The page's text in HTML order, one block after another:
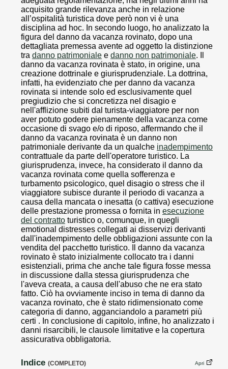
acquisito grande rilevanza anche in relazione
all’ospitalità turistica dove però non vi è una
disciplina ad hoc. In secondo luogo, ho analizzato la
figura del danno da vacanza rovinato, dopo una
dettagliata premessa avente ad oggetto la distinzione
tra danno patrimoniale e danno non patrimoniale. Il
danno da vacanza rovinata è stato, in origine, una
creazione dottrinale e giurisprudenziale. La dottrina,
infatti, ha evidenziato che per danno da vacanza
rovinata si intende solo ed esclusivamente quel
pregiudizio che si concretizza nel disagio e
nell'afflizione subiti dal turista-viaggiatore per non
aver potuto godere pienamente della vacanza come
occasione di svago e/o di riposo, affermando che il
danno da vacanza rovinata è un danno non
patrimoniale derivante da un qualche inadempimento
contrattuale da parte dell'operatore turistico. La
giurisprudenza, invece, ha considerato il danno da
vacanza rovinata come quella sofferenza e
turbamento psicologico, quel disagio o stress che il
viaggiatore subisce durante il periodo di vacanza a
causa della mancata o inesatta (o cattiva) esecuzione
delle prestazione promessa o fornita in esecuzione
del contratto turistico o, comunque, in quegli
emotional distresses collegati ai disservizi derivanti
dall'inadempimento delle obbligazioni assunte con la
vendita del pacchetto turistico. Il danno da vacanza
rovinato è stato inizialmente collocato tra i danni
esistenziali, prima che anche tale figura fosse messa
in discussione dalla stessa giurisprudenza che
l'aveva creata, a causa dell'abuso che ne era stato
fatto. Ciò ha ovviamente inciso in tema di danno da
vacanza rovinato, che è stato ridimensionato come
categoria di danno, agganciandolo a parametri più
certi . In conclusione di capitolo, infine, ho analizzato i
danni risarcibili, le clausole limitative e la copertura
assicurativa obbligatoria.
Indice (COMPLETO) Apri